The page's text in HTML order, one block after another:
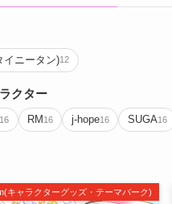
イニータン)12
クター
16 RM 16 j-hope16 SUGA16
キャラクターグッズ・テーマパーク)